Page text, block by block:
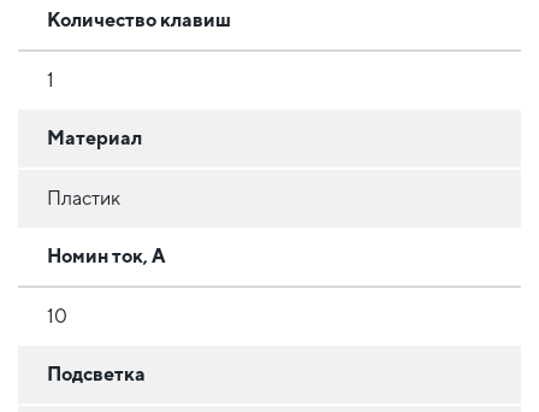
Количество клавиш
1
Материал
Пластик
Номин ток, А
10
Подсветка